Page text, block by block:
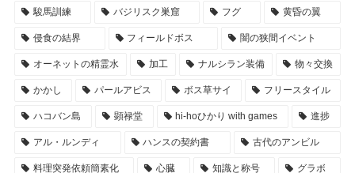
駿馬訓練 バジリスク巣窟 フグ 黄昏の翼
侵食の結界 フィールドボス 闇の狭間イベント
オーネットの精霊水 加工 ナルシラン装備 物々交換
かかし パールアビス ボス草サイ フリースタイル
ハコバン島 顕禄堂 hi-hoひかり with games 進捗
アル・ルンディ ハンスの契約書 古代のアンビル
料理突発依頼簡素化 心臓 知識と称号 グラボ